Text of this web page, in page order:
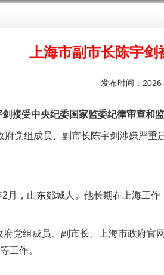
上海市副市长陈宇剑
发布时间：
受中央纪委国家监委纪律审查和
组成员、副市长陈宇剑涉嫌严重
，山东郯城人。他长期在上海工作
组成员、副市长。上海市政府官
工作。